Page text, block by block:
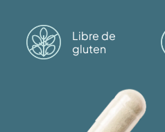
Libre de
gluten